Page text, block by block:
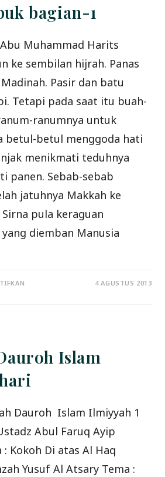
(1)
bagian-1
Muhammad Harits
ke sembilan hijrah. Panas
Pasir dan batu
Tetapi pada saat itu buah-
ranumnya untuk
betul-betul menggoda hati
menikmati teduhnya
panen. Sebab-sebab
jatuhnya Makkah ke
pula keraguan
diemban Manusia
4 AGUSTUS 2013
Islam
Dauroh Islam Ilmiyyah 1
Abul Faruq Ayip
Kokoh Di atas Al Haq
Yusuf Al Atsary Tema :